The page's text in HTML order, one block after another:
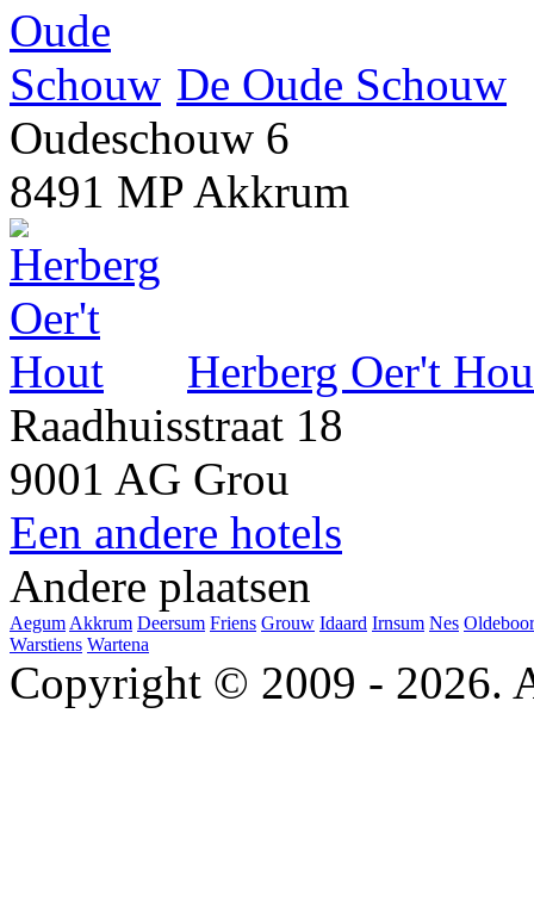
De Oude Schouw
Oudeschouw 6
8491 MP Akkrum
Herberg Oer't
Raadhuisstraat 18
9001 AG Grou
Een andere hotels
Andere plaatsen
Aegum Akkrum Deersum Friens Grouw Idaard Irnsum Nes
Warstiens Wartena
Copyright © 2009 - 2026.